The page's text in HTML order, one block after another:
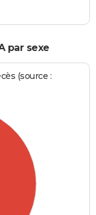
par sexe
(source :